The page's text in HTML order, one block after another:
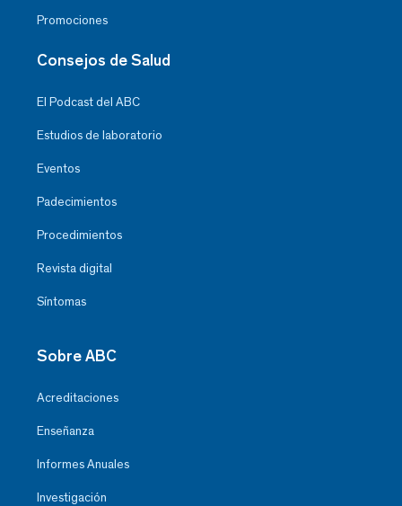
Promociones
Consejos de Salud
El Podcast del ABC
Estudios de laboratorio
Eventos
Padecimientos
Procedimientos
Revista digital
Síntomas
Sobre ABC
Acreditaciones
Enseñanza
Informes Anuales
Investigación